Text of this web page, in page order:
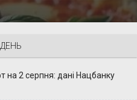
на 2 серпня: дані Нацбанку